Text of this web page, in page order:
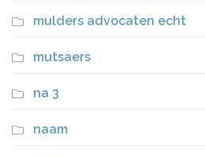
mulders advocaten echt
mutsaers
na 3
naam